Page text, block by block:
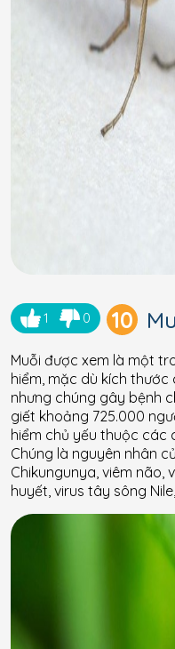
1 0 10
Muỗi được xem là một
hiểm, mặc dù kích
nhưng chúng gây bệnh
giết khoảng 725.000
hiểm chủ yếu thuộc các
Chúng là nguyên nhân
Chikungunya, viêm não,
huyết, virus tây sông